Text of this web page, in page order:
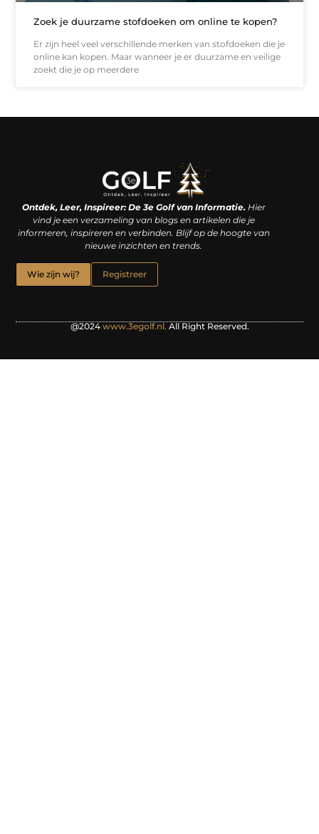
Zoek je duurzame stofdoeken om online te kopen?
Er zijn heel veel verschillende merken van stofdoeken die je
online kan kopen. Maar wanneer je er duurzame en veilige
zoekt die je op meerdere
Ontdek, Leer, Inspireer: De 3e Golf van Informatie.Hier
vind je een verzameling van blogs en artikelen die je
informeren, inspireren en verbinden. Blijf op de hoogte van
nieuwe inzichten en trends.
Wie zijn wij? Registreer
@2024www.3egolf.nl.All Right Reserved.